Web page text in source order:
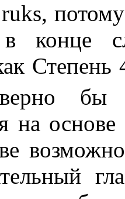
ruks,
в конце
на основе